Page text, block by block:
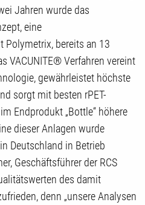
Jahren wurde das
eine
bereits an 13
VACUNITE® Verfahren vereint
gewährleistet höchste
sorgt mit besten rPET-
Endprodukt „Bottle“ höhere
dieser Anlagen wurde
Deutschland in Betrieb
Geschäftsführer der RCS
des damit
denn „unsere Analysen